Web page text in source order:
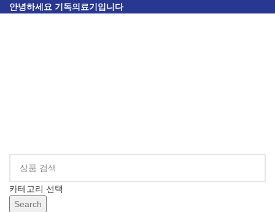
안녕하세요 기독의료기입니다
카테고리 선택
Search